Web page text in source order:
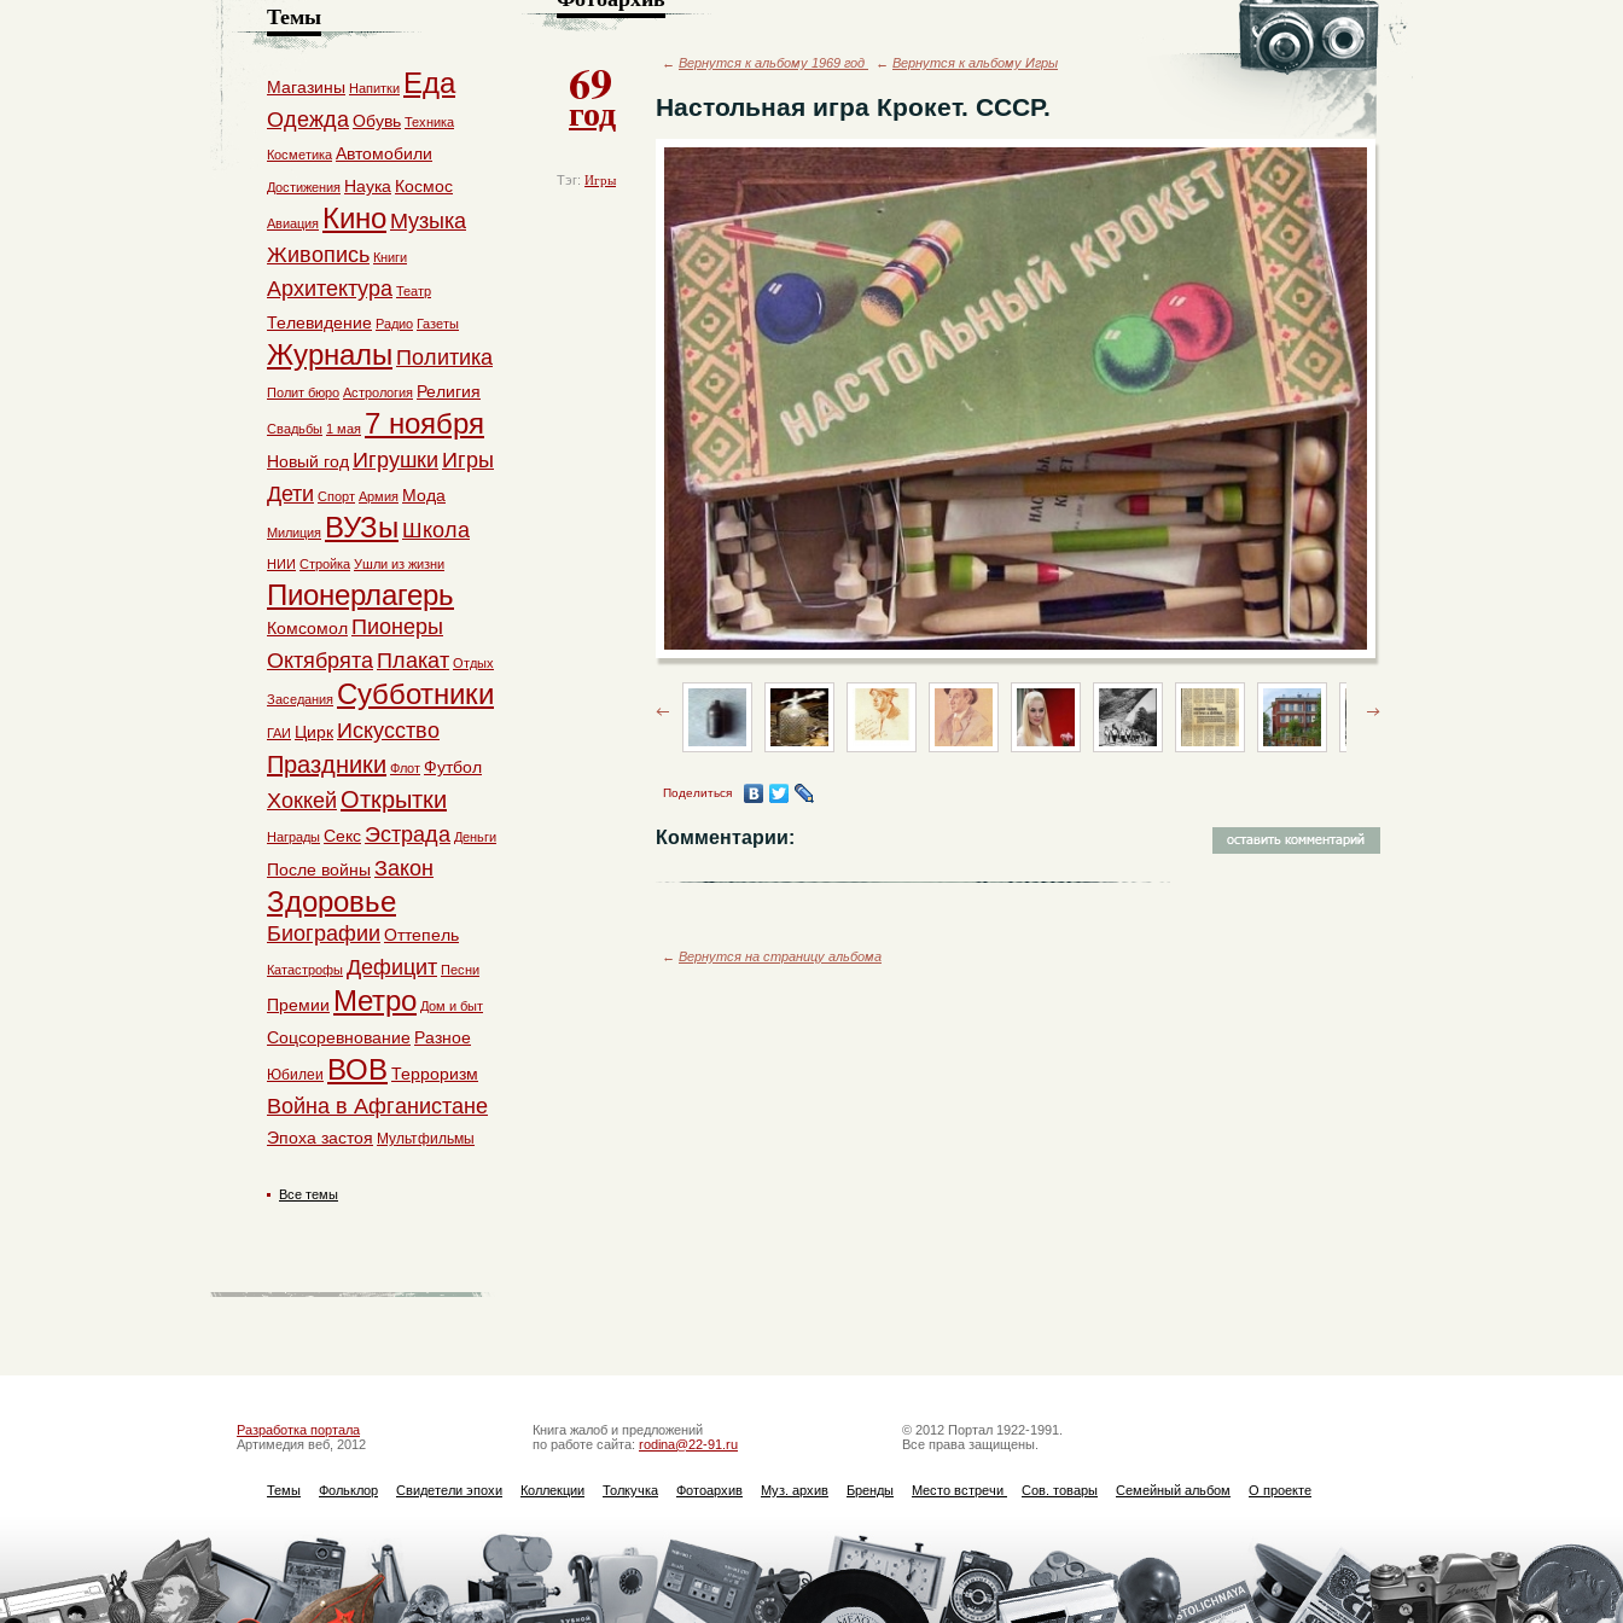
69
год
Тэг: Игры
← Вернутся к альбому 1969 год ← Вернутся к альбому Игры
Настольная игра Крокет. СССР.
Поделиться
Комментарии:
← Вернутся на страницу альбома
Темы
Магазины Напитки Еда
ОдеждаОбувь Техника
Косметика Автомобили
Достижения Наука Космос
Авиация Кино Музыка
Живопись Книги
Архитектура Театр
Телевидение Радио Газеты
Журналы Политика
Полит бюро Астрология Религия
Свадьбы 1 мая 7 ноября
Новый год Игрушки Игры
Дети Спорт Армия Мода
Милиция ВУЗы Школа
НИИ Стройка Ушли из жизни
Пионерлагерь
Комсомол Пионеры
Октябрята Плакат Отдых
Заседания Субботники
ГАИ Цирк Искусство
Праздники Флот Футбол
Хоккей Открытки
Награды Секс Эстрада Деньги
После войны Закон
Здоровье
Биографии Оттепель
Катастрофы Дефицит Песни
Премии Метро Дом и быт
Соцсоревнование Разное
Юбилеи ВОВ Терроризм
Война в Афганистане
Эпоха застоя Мультфильмы
Все темы
Разработка портала
Артимедия веб, 2012
Книга жалоб и предложений
по работе сайта: rodina@22-91.ru
© 2012 Портал 1922-1991.
Все права защищены.
Темы Фольклор Свидетели эпохи Коллекции Толкучка Фотоархив Муз. архив Бренды Место встречи Сов. товары Семейный альбом О проекте